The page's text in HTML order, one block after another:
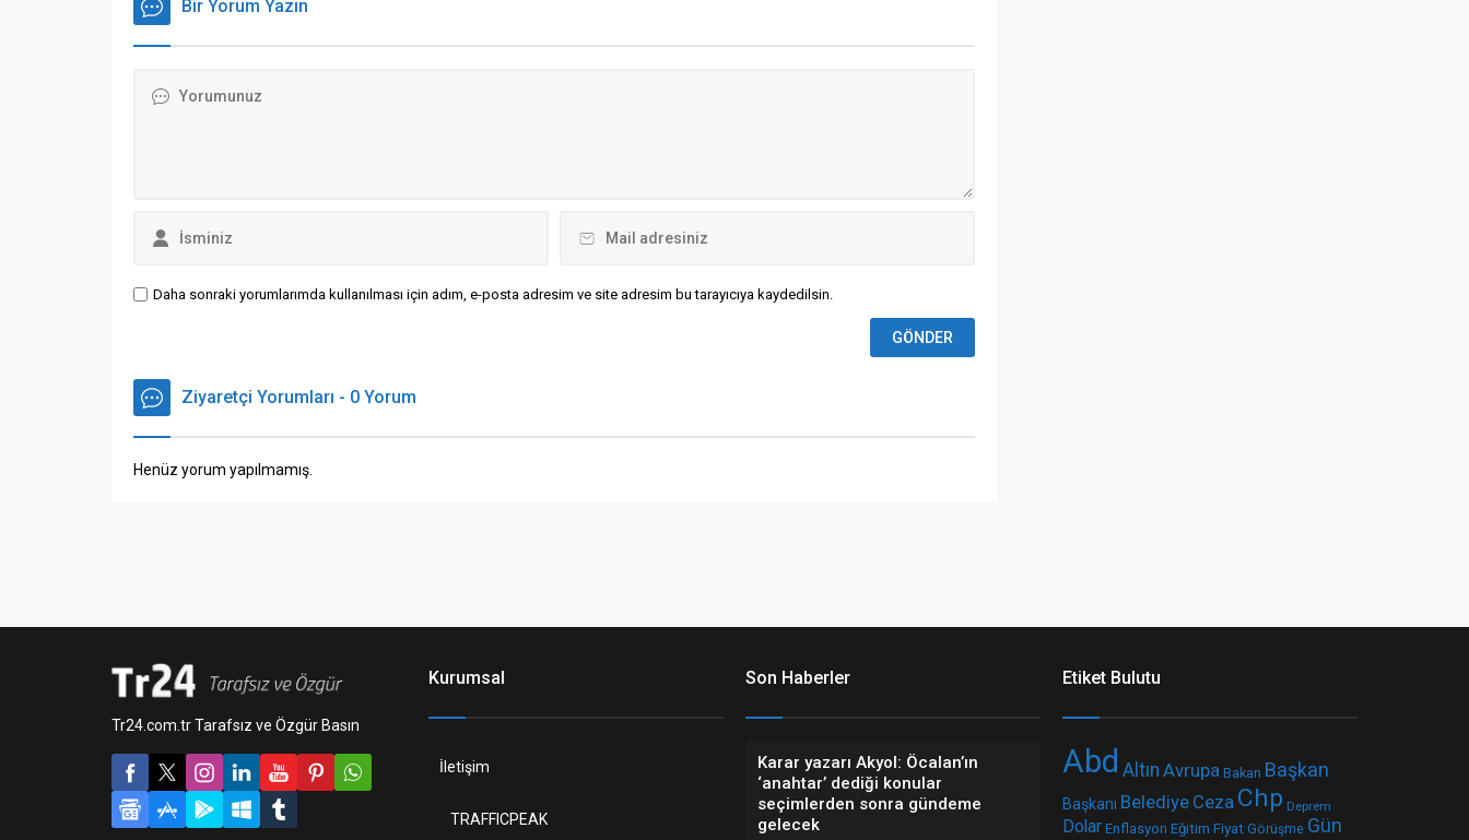
istinaf mahkemelerinin ret
gerekçelerinde yeterli neden ...
Bir Yorum Yazın
Daha sonraki yorumlarımda kullanılması için adım, e-posta adresim ve site adresim bu tarayıcıya kaydedilsin.
Ziyaretçi Yorumları - 0 Yorum
Henüz yorum yapılmamış.
Tr24.com.tr Tarafsız ve Özgür Basın
Kurumsal
İletişim
TRAFFICPEAK
Son Haberler
Karar yazarı Akyol: Öcalan’ın
‘anahtar’ dediği konular
seçimlerden sonra gündeme
gelecek
Etiket Bulutu
Abd Altın Avrupa Bakan Başkan
Başkanı Belediye Ceza Chp Deprem
Dolar Enflasyon Eğitim Fiyat Görüşme Gün